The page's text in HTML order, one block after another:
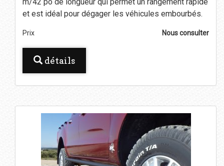
et est idéal pour dégager les véhicules embourbés.
Prix Nous consulter
détails